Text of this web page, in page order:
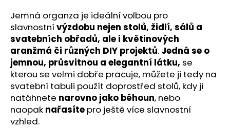
Jemná organza je ideální volbou pro
slavnostnívýzdobu nejen stolů, židlí, sálů a
svatebních obřadů, ale i květinových
aranžmá či různých DIY projektů. Jedná se o
jemnou, průsvitnou a elegantní látku, se
kterou se velmi dobře pracuje, můžete ji tedy na
svatební tabuli použít doprostřed stolů, kdy ji
natáhnete narovno jako běhoun, nebo
naopak nařasíte pro ještě více slavnostní
vzhled.